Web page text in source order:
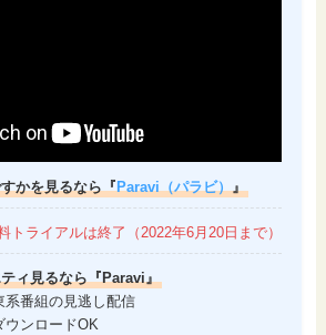
かを見るなら『 Paravi（パラビ） 』
トライアルは終了（2022年6月20日まで）
ィ見るなら『Paravi』
系番組の見逃し配信
ウンロードOK